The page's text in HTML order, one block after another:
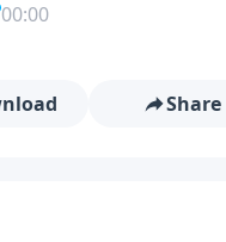
00:00
Share